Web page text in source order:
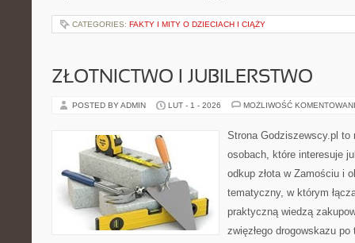
CATEGORIES: FAKTY I MITY O DZIECIACH I CIĄŻY
ZŁOTNICTWO I JUBILERSTWO
POSTED BY ADMIN LUT - 1 - 2026 MOŻLIWOŚĆ
Strona Godziszewscy.pl
osobach, które interesuje
odkup złota w Zamościu i
tematyczny, w którym
praktyczną wiedzą
zwięzłego drogowskazu